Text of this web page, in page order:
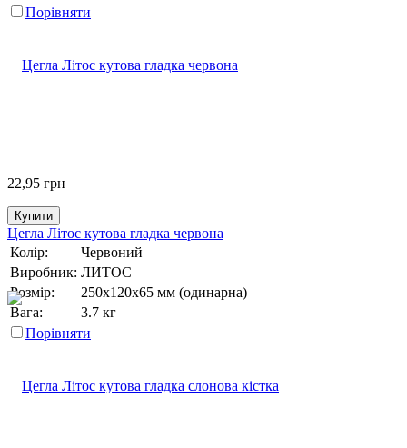
Порівняти
22,95 грн
Купити
Цегла Літос кутова гладка червона
Колір:
Червоний
Виробник: ЛИТОС
Розмір:
250х120х65 мм (одинарна)
Вага:
3.7 кг
Порівняти